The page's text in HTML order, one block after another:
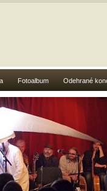
Fotoalbum Odehrané